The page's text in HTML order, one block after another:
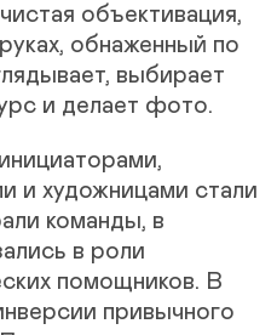
объективация,
обнаженный по
выбирает
и делает фото.
и художницами стали
команды, в
в роли
помощников. В
привычного